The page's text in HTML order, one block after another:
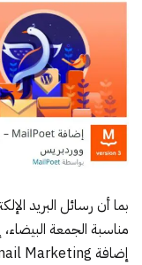
بما أن رسائل البريد
مناسبة الجمعة
إضافة MailPoet Email Marketing